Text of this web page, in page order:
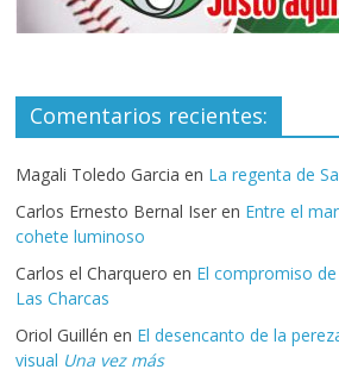
Comentarios recientes:
Magali Toledo Garcia en La regenta de
Carlos Ernesto Bernal Iser en Entre el
cohete luminoso
Carlos el Charquero en El compromiso
Las Charcas
Oriol Guillén en El desencanto de la
visual Una vez más